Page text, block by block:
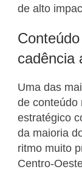
de alto
cadência
Uma das
de conteúdo
estratégico
da maioria
ritmo muito
Centro-